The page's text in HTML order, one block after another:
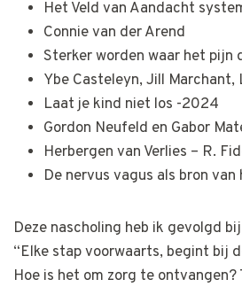
Het Veld van Aandacht
Connie van der Arend
Sterker worden waar het pijn
Ybe Casteleyn, Jill Marchant,
Laat je kind niet los -2024
Gordon Neufeld en Gabor
Herbergen van Verlies – R.
De nervus vagus als bron
Deze nascholing heb ik gevolgd bij
“Elke stap voorwaarts, begint bij
Hoe is het om zorg te